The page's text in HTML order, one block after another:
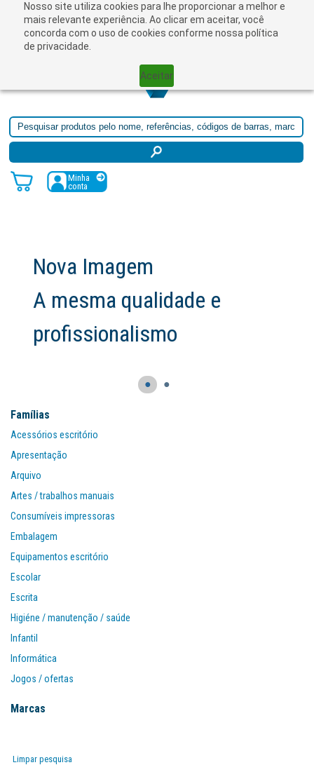
Nosso site utiliza cookies para lhe proporcionar a melhor e
mais relevante experiência. Ao clicar em aceitar, você
concorda com o uso de cookies conforme nossa política
de privacidade.
Aceitar
Minha
conta
Nova Imagem
A mesma qualidade e
profissionalismo
● ●
Famílias
Acessórios escritório
Apresentação
Arquivo
Artes / trabalhos manuais
Consumíveis impressoras
Embalagem
Equipamentos escritório
Escolar
Escrita
Higiéne / manutenção / saúde
Infantil
Informática
Jogos / ofertas
Papelarte
Marcas
Limpar pesquisa